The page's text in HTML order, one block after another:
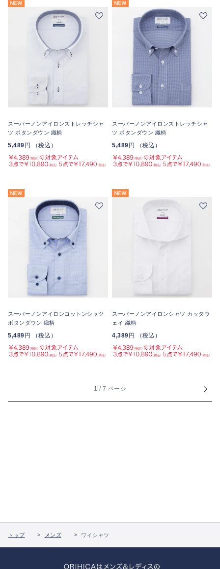
スーパーノンアイロンストレッチシャ
ツ ボタンダウン 織柄
5,489 円 （税込）
スーパーノンアイロンストレッチシャ
ツ ボタンダウン 織柄
5,489 円 （税込）
スーパーノンアイロンコットンシャツ
ボタンダウン 織柄
5,489 円 （税込）
スーパーノンアイロンシャツ カッタウ
ェイ 織柄
4,389 円 （税込）
1 / 7 ページ
トップ メンズ ワイシャツ